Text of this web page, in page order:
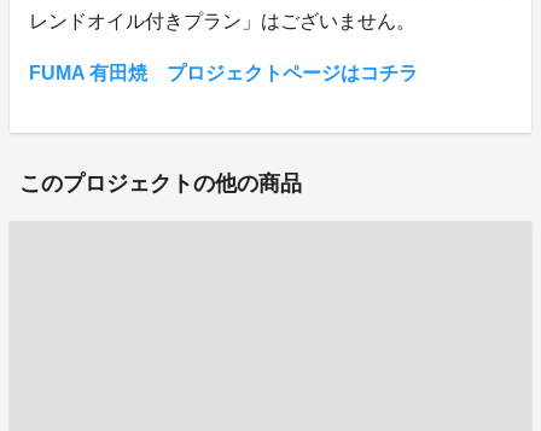
レンドオイル付きプラン」はございません。
FUMA 有田焼 プロジェクトページはコチラ
このプロジェクトの他の商品